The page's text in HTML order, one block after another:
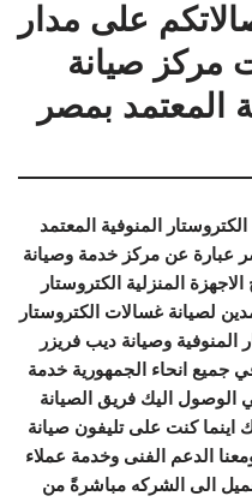
على مدار
مركز صيانة
المعتمد بمصر
المنوفية المعتمد
عبارة عن مركز خدمة وصيانة
المنزلية الكتروستار
لصيانة غسالات الكتروستار
المنوفية وصيانة ديب فريزر
جميع انحاء الجمهورية خدمة
الوصول اليك فريق الصيانة
اينما كنت على تليفون صيانة
الدعم الفنى وخدمة عملاء
الى الشركه مباشرةً من